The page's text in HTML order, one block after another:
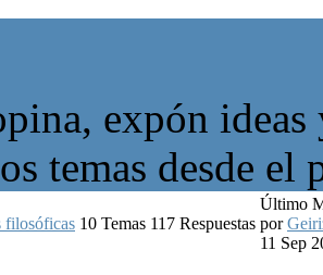
expón
temas desde
filosóficas 10 Temas 117 Respuestas
Último
por
11 Sep